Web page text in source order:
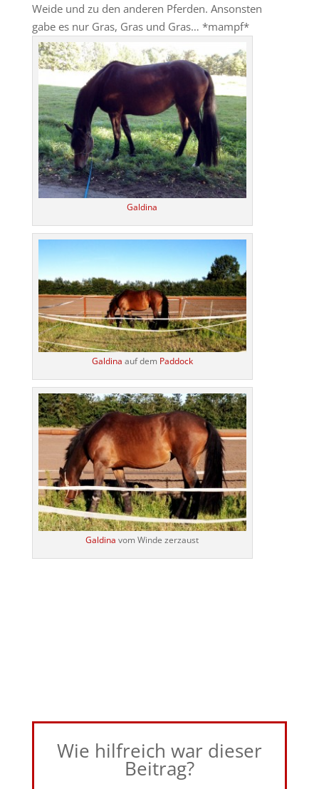
Weide und zu den anderen Pferden. Ansonsten
gabe es nur Gras, Gras und Gras… *mampf*
Galdina
Galdina auf dem Paddock
Galdina vom Winde zerzaust
Wie hilfreich war dieser
Beitrag?